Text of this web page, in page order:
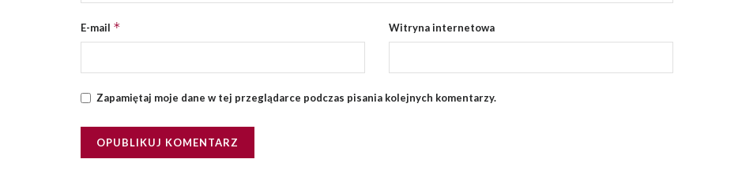
E-mail * Witryna internetowa
Zapamiętaj moje dane w tej przeglądarce podczas pisania kolejnych komentarzy.